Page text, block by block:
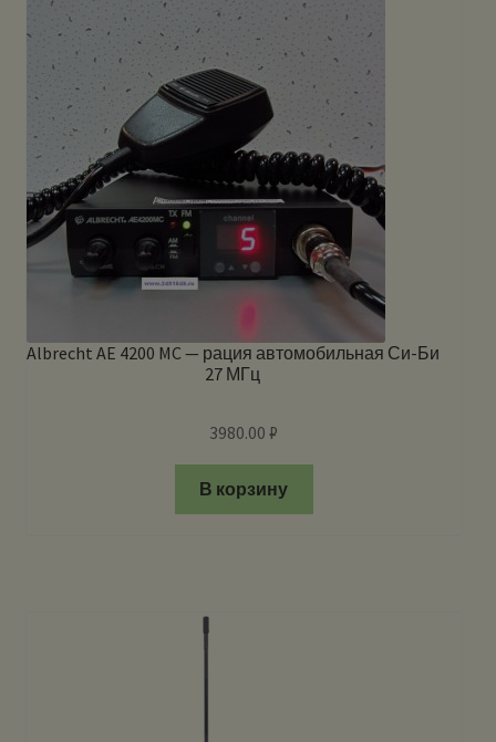
Albrecht AE 4200 MC — рация автомобильная Си-Би
27 МГц
3980.00₽
В корзину